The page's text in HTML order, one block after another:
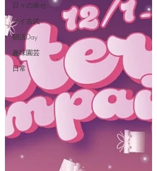
日々の幸せ
タイ古式
朝活Day
趣味園芸
日常